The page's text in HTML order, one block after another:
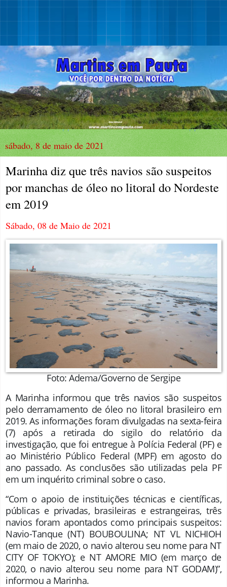
sábado, 8 de maio de 2021
Marinha diz que três navios são suspeitos
por manchas de óleo no litoral do Nordeste
em 2019
Sábado, 08 de Maio de 2021
Foto: Adema/Governo de Sergipe
A Marinha informou que três navios são suspeitos
pelo derramamento de óleo no litoral brasileiro em
2019. As informações foram divulgadas na sexta-feira
(7) após a retirada do sigilo do relatório da
investigação, que foi entregue à Polícia Federal (PF) e
ao Ministério Público Federal (MPF) em agosto do
ano passado. As conclusões são utilizadas pela PF
em um inquérito criminal sobre o caso.
“Com o apoio de instituições técnicas e científicas,
públicas e privadas, brasileiras e estrangeiras, três
navios foram apontados como principais suspeitos:
Navio-Tanque (NT) BOUBOULINA; NT VL NICHIOH
(em maio de 2020, o navio alterou seu nome para NT
CITY OF TOKYO); e NT AMORE MIO (em março de
2020, o navio alterou seu nome para NT GODAM)”,
informou a Marinha.